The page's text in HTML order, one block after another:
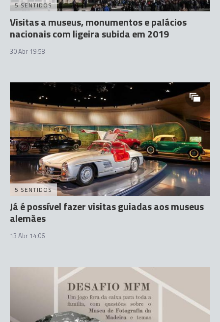
5 SENTIDOS
Visitas a museus, monumentos e palácios
nacionais com ligeira subida em 2019
30 Abr 19:58
5 SENTIDOS
Já é possível fazer visitas guiadas aos museus
alemães
13 Abr 14:06